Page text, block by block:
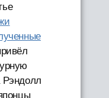
Рэндолл